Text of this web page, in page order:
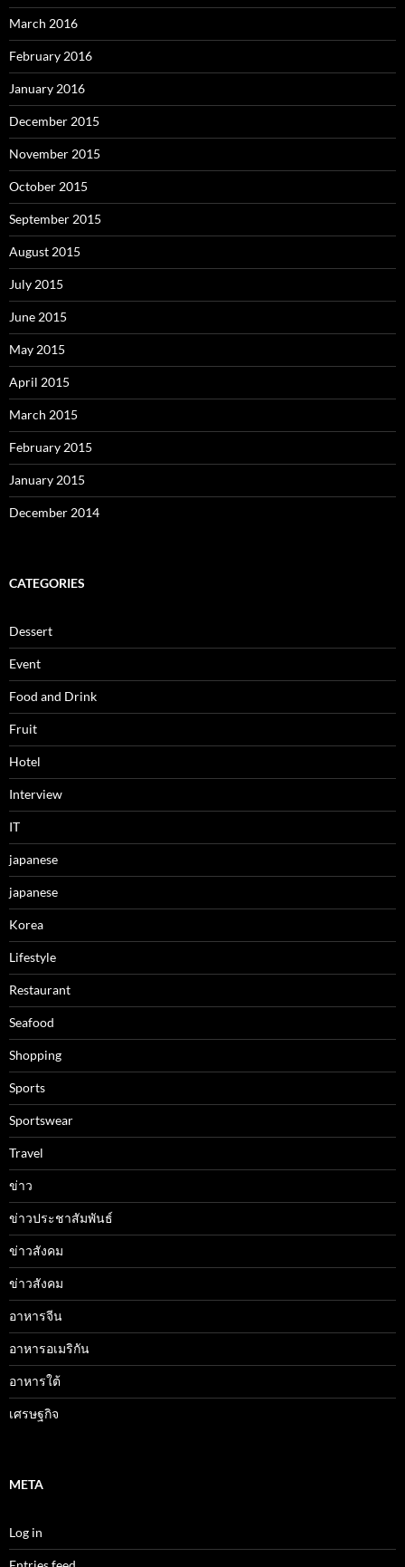
March 2016
February 2016
January 2016
December 2015
November 2015
October 2015
September 2015
August 2015
July 2015
June 2015
May 2015
April 2015
March 2015
February 2015
January 2015
December 2014
CATEGORIES
Dessert
Event
Food and Drink
Fruit
Hotel
Interview
IT
japanese
japanese
Korea
Lifestyle
Restaurant
Seafood
Shopping
Sports
Sportswear
Travel
ข่าว
ข่าวประชาสัมพันธ์
ข่าวสังคม
ข่าวสังคม
อาหารจีน
อาหารอเมริกัน
อาหารใต้
เศรษฐกิจ
META
Log in